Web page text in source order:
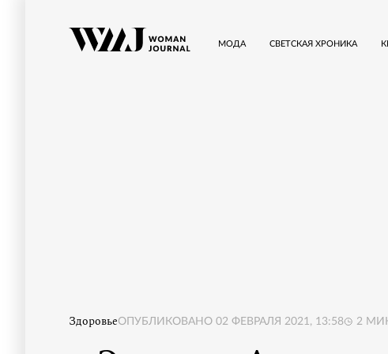
МОДА СВЕТСКАЯ ХРОНИКА
ЗдоровьеОПУБЛИКОВАНО 02 ФЕВРАЛЯ 2021, 13:58 2